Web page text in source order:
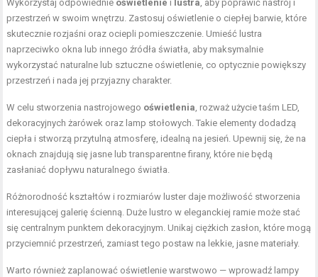
Wykorzystaj odpowiednie oświetlenie i lustra, aby poprawić nastrój i
przestrzeń w swoim wnętrzu. Zastosuj oświetlenie o ciepłej barwie, które
skutecznie rozjaśni oraz ociepli pomieszczenie. Umieść lustra
naprzeciwko okna lub innego źródła światła, aby maksymalnie
wykorzystać naturalne lub sztuczne oświetlenie, co optycznie powiększy
przestrzeń i nada jej przyjazny charakter.
W celu stworzenia nastrojowego oświetlenia, rozważ użycie taśm LED,
dekoracyjnych żarówek oraz lamp stołowych. Takie elementy dodadzą
ciepła i stworzą przytulną atmosferę, idealną na jesień. Upewnij się, że na
oknach znajdują się jasne lub transparentne firany, które nie będą
zasłaniać dopływu naturalnego światła.
Różnorodność kształtów i rozmiarów luster daje możliwość stworzenia
interesującej galerię ścienną. Duże lustro w eleganckiej ramie może stać
się centralnym punktem dekoracyjnym. Unikaj ciężkich zasłon, które mogą
przyciemnić przestrzeń, zamiast tego postaw na lekkie, jasne materiały.
Warto również zaplanować oświetlenie warstwowo — wprowadź lampy